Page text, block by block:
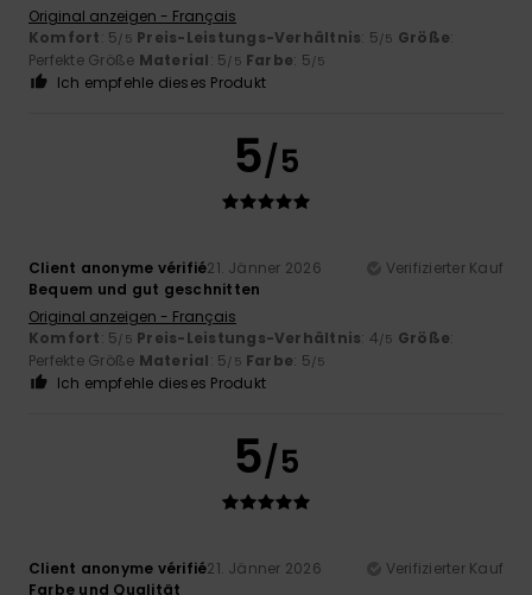
Original anzeigen - Français
Komfort: 5/5 Preis-Leistungs-Verhältnis: 5/5 Größe:
Perfekte Größe Material: 5/5 Farbe: 5/5
Ich empfehle dieses Produkt
5/5
Client anonyme vérifié21. Jänner 2026
Verifizierter Kauf
Bequem und gut geschnitten
Original anzeigen - Français
Komfort: 5/5 Preis-Leistungs-Verhältnis: 4/5 Größe:
Perfekte Größe Material: 5/5 Farbe: 5/5
Ich empfehle dieses Produkt
5/5
Client anonyme vérifié21. Jänner 2026
Verifizierter Kauf
Farbe und Qualität